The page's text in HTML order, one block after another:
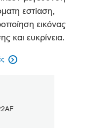
εστίαση,
εικόνας
και ευκρίνεια.
